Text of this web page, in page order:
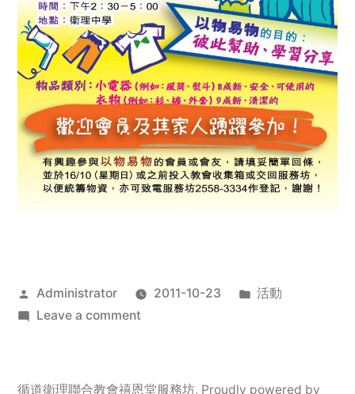
Posted
by
Administrator 2011-10-23
Posted
活動
Leave a commenton
服
循道衛理聯合教會禧恩堂服務坊, Proudly powered by